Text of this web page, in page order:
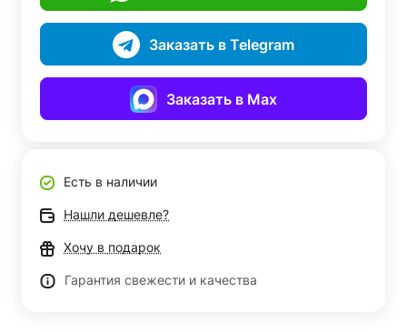
Заказать в Telegram
Заказать в Max
Есть в наличии
Нашли дешевле?
Хочу в подарок
Гарантия свежести и качества